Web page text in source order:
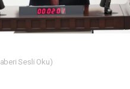
Sesli Oku)